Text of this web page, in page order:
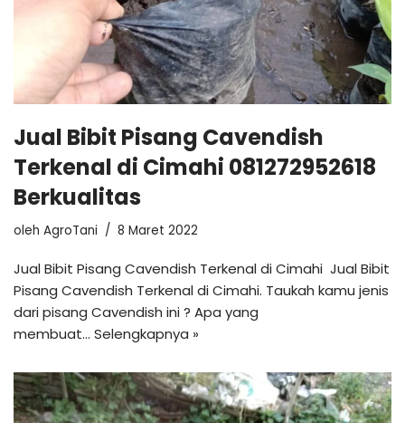
Jual Bibit Pisang Cavendish
Terkenal di Cimahi 081272952618
Berkualitas
oleh AgroTani 8 Maret 2022
Jual Bibit Pisang Cavendish Terkenal di Cimahi Jual Bibit
Pisang Cavendish Terkenal di Cimahi. Taukah kamu jenis
dari pisang Cavendish ini ? Apa yang
membuat… Selengkapnya »